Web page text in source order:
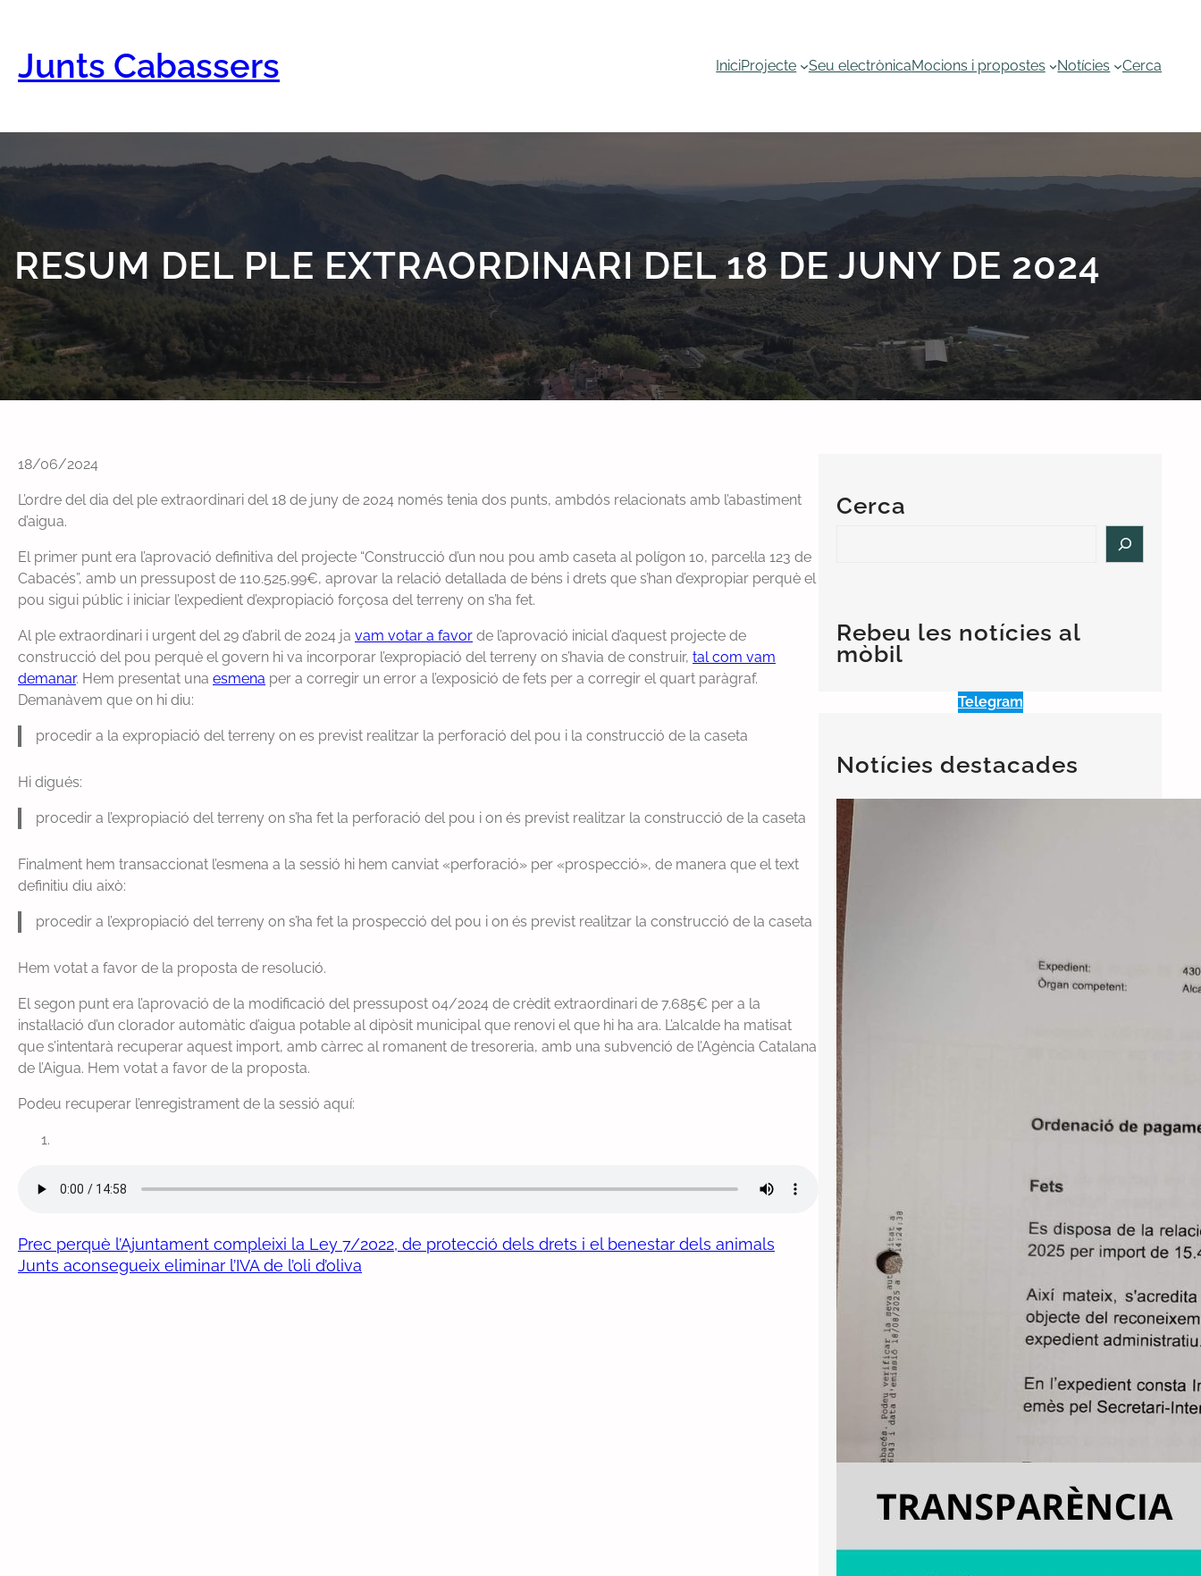
contingut
Junts Cabassers IniciProjecte Seu electrònicaMocions i propostes Notícies Cerca
RESUM DEL PLE EXTRAORDINARI DEL 18 DE JUNY DE 2024
18/06/2024
L’ordre del dia del ple extraordinari del 18 de juny de 2024 només tenia dos punts, ambdós relacionats amb l’abastiment
d’aigua.
El primer punt era l’aprovació definitiva del projecte “Construcció d’un nou pou amb caseta al polígon 10, parcel·la 123 de
Cabacés”, amb un pressupost de 110.525,99€, aprovar la relació detallada de béns i drets que s’han d’expropiar perquè el
pou sigui públic i iniciar l’expedient d’expropiació forçosa del terreny on s’ha fet.
Al ple extraordinari i urgent del 29 d’abril de 2024 ja vam votar a favor de l’aprovació inicial d’aquest projecte de
construcció del pou perquè el govern hi va incorporar l’expropiació del terreny on s’havia de construir, tal com vam
demanar. Hem presentat una esmena per a corregir un error a l’exposició de fets per a corregir el quart paràgraf.
Demanàvem que on hi diu:
procedir a la expropiació del terreny on es previst realitzar la perforació del pou i la construcció de la caseta
Hi digués:
procedir a l’expropiació del terreny on s’ha fet la perforació del pou i on és previst realitzar la construcció de la caseta
Finalment hem transaccionat l’esmena a la sessió hi hem canviat «perforació» per «prospecció», de manera que el text
definitiu diu això:
procedir a l’expropiació del terreny on s’ha fet la prospecció del pou i on és previst realitzar la construcció de la caseta
Hem votat a favor de la proposta de resolució.
El segon punt era l’aprovació de la modificació del pressupost 04/2024 de crèdit extraordinari de 7.685€ per a la
instal·lació d’un clorador automàtic d’aigua potable al dipòsit municipal que renovi el que hi ha ara. L’alcalde ha matisat
que s’intentarà recuperar aquest import, amb càrrec al romanent de tresoreria, amb una subvenció de l’Agència Catalana
de l’Aigua. Hem votat a favor de la proposta.
Podeu recuperar l’enregistrament de la sessió aquí:
Prec perquè l’Ajuntament compleixi la Ley 7/2022, de protecció dels drets i el benestar dels animals
Junts aconsegueix eliminar l’IVA de l’oli d’oliva
Cerca
c
hRebeu les notícies al
mòbil
Telegram
Notícies destacades
aprovats des de l’abril de 2023, per
facilitar-ne la consulta. Si us interessa